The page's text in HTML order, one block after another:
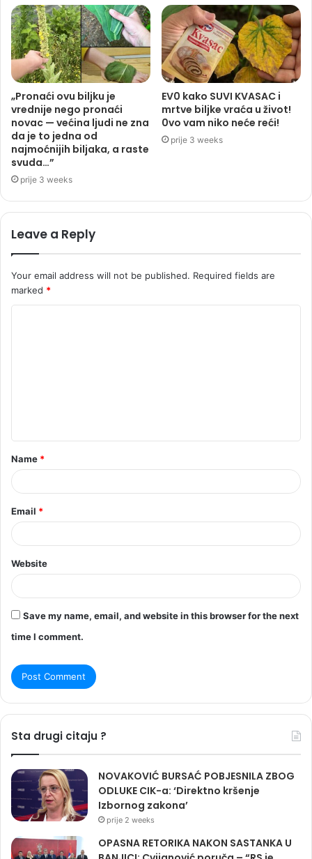
„Pronaći ovu biljku je
vrednije nego pronaći
novac — većina ljudi ne zna
da je to jedna od
najmoćnijih biljaka, a raste
svuda…”
prije 3 weeks
EV0 kako SUVI KVASAC i
mrtve biljke vraća u život!
0vo vam niko neće reći!
prije 3 weeks
Leave a Reply
Your email address will not be published. Required fields are
marked *
t
*
Name *
Email *
Website
Save my name, email, and website in this browser for the next
time I comment.
Sta drugi citaju ?
NOVAKOVIĆ BURSAĆ POBJESNILA ZBOG
ODLUKE CIK-a: ‘Direktno kršenje
Izbornog zakona’
prije 2 weeks
OPASNA RETORIKA NAKON SASTANKA U